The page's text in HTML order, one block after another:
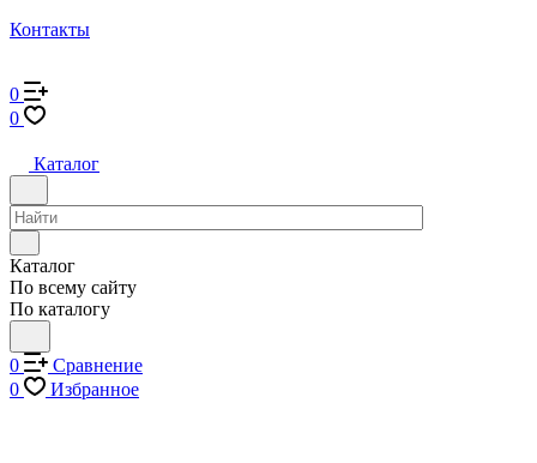
Контакты
0
0
Каталог
Каталог
По всему сайту
По каталогу
0
Сравнение
0
Избранное